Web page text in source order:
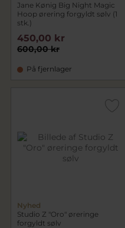
Jane Kønig Big Night Magic
Hoop ørering forgyldt sølv (1
stk.)
600,00 kr
450,00 kr
På fjernlager
Nyhed
Studio Z "Oro" øreringe
forgyldt sølv